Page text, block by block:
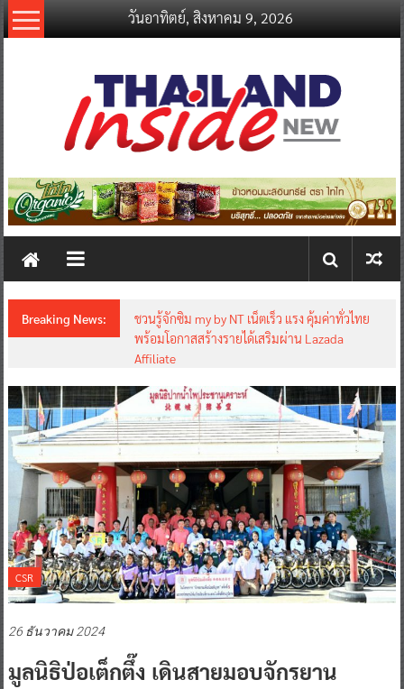
Skip
to
วันอาทิตย์, สิงหาคม 9, 2026
thailandinsidenew.com
Thailand
New
Breaking News:
ชวนรู้จักซิม my by NT เน็ตเร็ว แรง คุ้มค่าทั่วไทย
พร้อมโอกาสสร้างรายได้เสริมผ่าน Lazada
Affiliate
CSR
26 ธันวาคม 2024
มูลนิธิป่อเต็กตึ๊ง เดินสายมอบจักรยาน